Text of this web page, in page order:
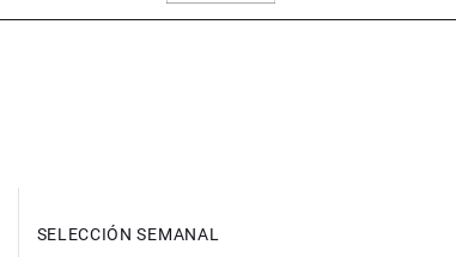
SELECCIÓN SEMANAL